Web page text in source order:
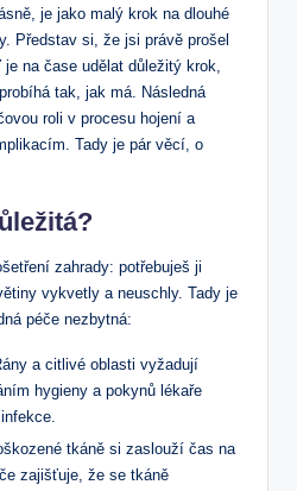
je jako malý krok na dlouhé
Představ si, že jsi právě prošel
na čase udělat důležitý krok,
tak, jak má. Následná
roli v procesu hojení a
Tady je pár věcí, o
zahrady: potřebuješ ji
vykvetly a neuschly. Tady je
péče nezbytná:
a citlivé oblasti vyžadují
hygieny a pokynů lékaře
tkáně si zaslouží čas na
zajišťuje, že se tkáně